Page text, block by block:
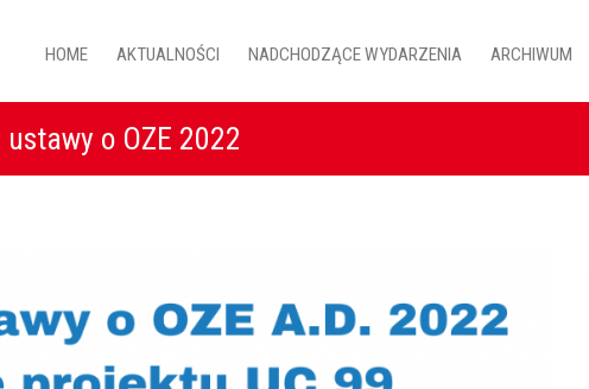
HOME AKTUALNOŚCI NADCHODZĄCE WYDARZENIA ARCHIWUM
o OZE 2022